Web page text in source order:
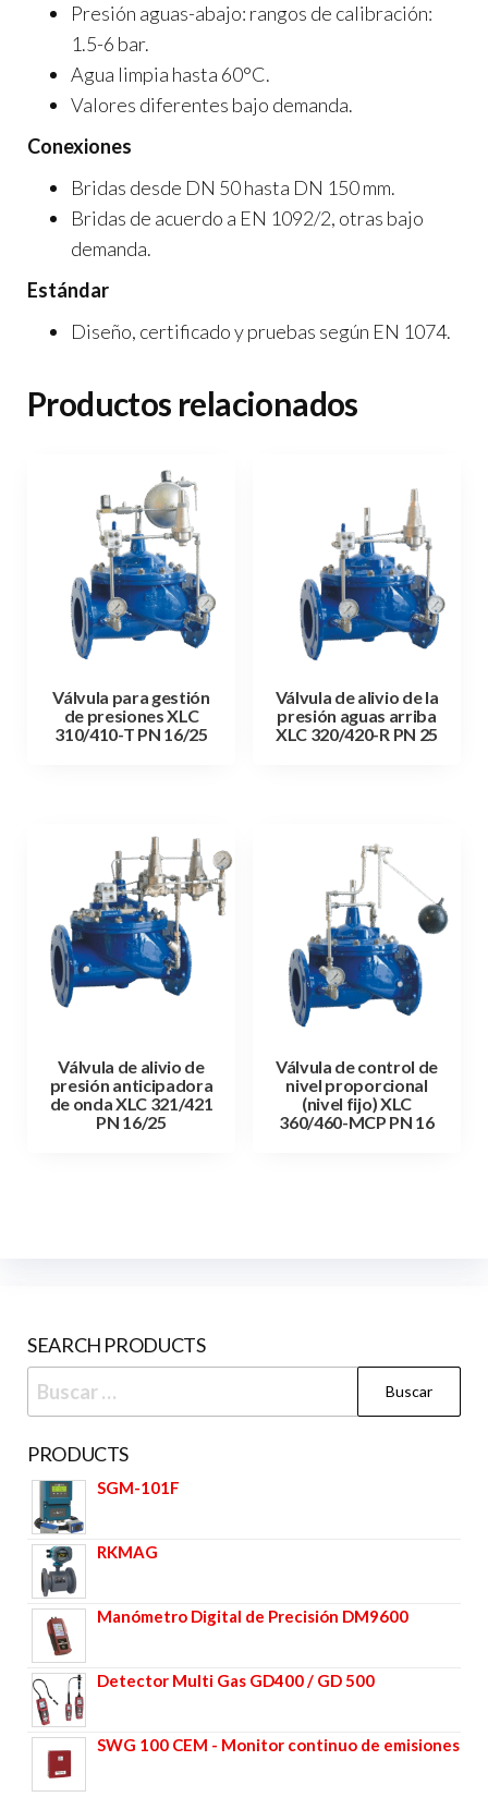
Presión aguas-abajo: rangos de calibración:
1.5-6 bar.
Agua limpia hasta 60°C.
Valores diferentes bajo demanda.
Conexiones
Bridas desde DN 50 hasta DN 150 mm.
Bridas de acuerdo a EN 1092/2, otras bajo
demanda.
Estándar
Diseño, certificado y pruebas según EN 1074.
Productos relacionados
Válvula para gestión
de presiones XLC
310/410-T PN 16/25
Válvula de alivio de la
presión aguas arriba
XLC 320/420-R PN 25
Válvula de alivio de
presión anticipadora
de onda XLC 321/421
PN 16/25
Válvula de control de
nivel proporcional
(nivel fijo) XLC
360/460-MCP PN 16
SEARCH PRODUCTS
PRODUCTS
SGM-101F
RKMAG
Manómetro Digital de Precisión DM9600
Detector Multi Gas GD400 / GD 500
SWG 100 CEM - Monitor continuo de emisiones